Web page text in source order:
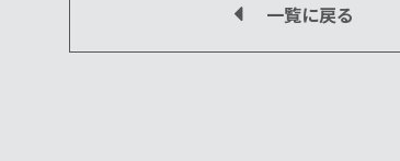
一覧に戻る